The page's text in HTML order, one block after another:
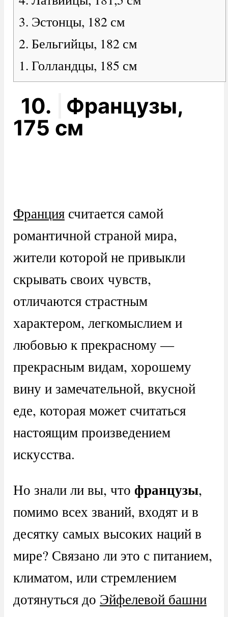
3. Эстонцы, 182 см
2. Бельгийцы, 182 см
1. Голландцы, 185 см
10.
Французы,
175 см
Франциясчитается самой
романтичной страной мира,
жители которой не привыкли
скрывать своих чувств,
отличаются страстным
характером, легкомыслием и
любовью к прекрасному —
прекрасным видам, хорошему
вину и замечательной, вкусной
еде, которая может считаться
настоящим произведением
искусства.
Но знали ли вы, что французы,
помимо всех званий, входят и в
десятку самых высоких наций в
мире? Связано ли это с питанием,
климатом, или стремлением
дотянуться до Эйфелевой башни